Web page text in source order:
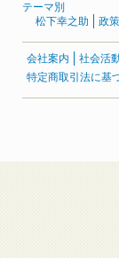
テーマ別
松下幸之助
政
会社案内 社会活
特定商取引法に基